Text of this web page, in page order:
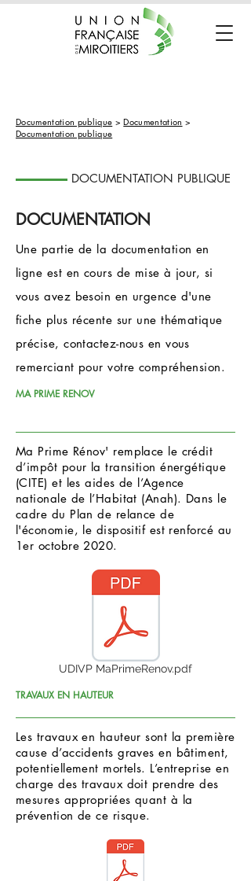
Documentation publique >Documentation >
Documentation publique
DOCUMENTATION PUBLIQUE
DOCUMENTATION
Une partie de la documentation en
ligne est en cours de mise à jour, si
vous avez besoin en urgence d'une
fiche plus récente sur une thématique
précise, contactez-nous en vous
remerciant pour votre compréhension.
MA PRIME RENOV
Ma Prime Rénov' remplace le crédit
d’impôt pour la transition énergétique
(CITE) et les aides de l’Agence
nationale de l’Habitat (Anah). Dans le
cadre du Plan de relance de
l'économie, le dispositif est renforcé au
1er octobre 2020.
UDIVP MaPrimeRenov.pdf
TRAVAUX EN HAUTEUR
Les travaux en hauteur sont la première
cause d’accidents graves en bâtiment,
potentiellement mortels. L’entreprise en
charge des travaux doit prendre des
mesures appropriées quant à la
prévention de ce risque.